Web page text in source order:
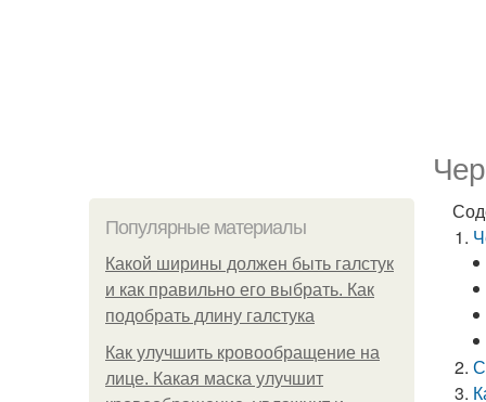
Популярные материалы
Какой ширины должен быть галстук
и как правильно его выбрать. Как
подобрать длину галстука
Как улучшить кровообращение на
лице. Какая маска улучшит